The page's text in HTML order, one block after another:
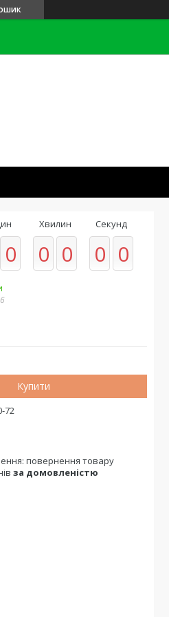
0
Хвилин
0 0
Секунд
0 0
Купити
72
повернення товару
за домовленістю